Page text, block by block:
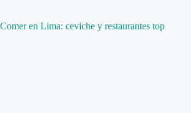
Comer en Lima: ceviche y restaurantes top